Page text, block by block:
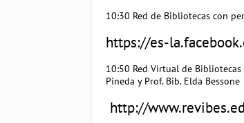
10:30 Red de Bibliotecas con
https://es-
10:50 Red Virtual de Bibliotecas
Pineda y Prof. Bib. Elda Bessone
http://